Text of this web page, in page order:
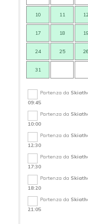
10 11 12
17 18 19
24 25 26
31
Partenza da
09:45
Partenza da
10:00
Partenza da
12:30
Partenza da
17:30
Partenza da
18:20
Partenza da
21:05